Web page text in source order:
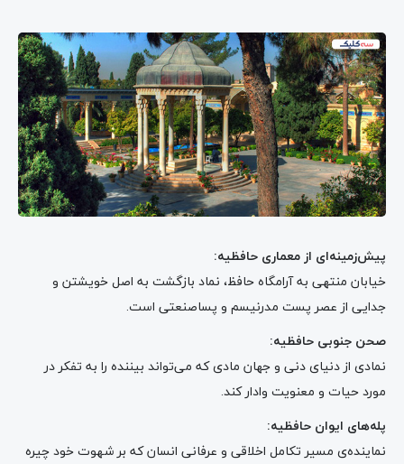
پیش‌زمینه‌ای از معماری حافظیه:
خیابان منتهی به آرامگاه حافظ، نماد بازگشت به اصل خویشتن و
جدایی از عصر پست مدرنیسم و پساصنعتی است.
صحن جنوبی حافظیه:
نمادی از دنیای دنی و جهان مادی که می‌تواند بیننده را به تفکر در
مورد حیات و معنویت وادار کند.
پله‌های ایوان حافظیه:
نماینده‌ی مسیر تکامل اخلاقی و عرفانی انسان که بر شهوت خود چیره